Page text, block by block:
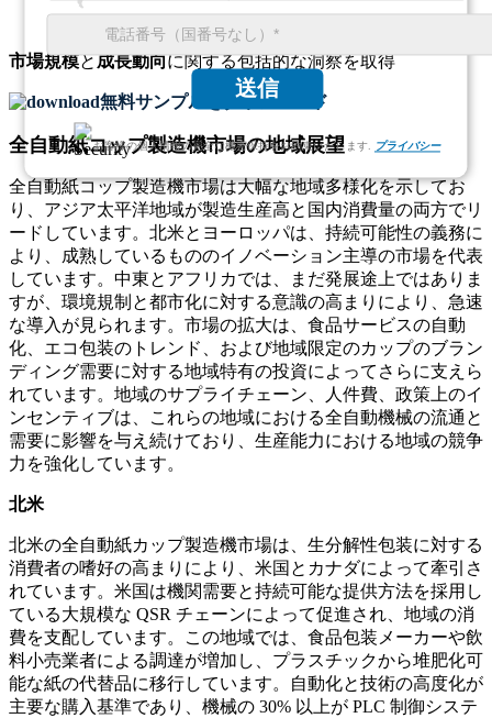
送信
お客様の個人情報の完全な機密保持をお約束いたします. プライバシー
市場規模と成長動向に関する包括的な洞察を取得
無料サンプルをダウンロード
全自動紙コップ製造機市場の地域展望
全自動紙コップ製造機市場は大幅な地域多様化を示してお
り、アジア太平洋地域が製造生産高と国内消費量の両方でリ
ードしています。北米とヨーロッパは、持続可能性の義務に
より、成熟しているもののイノベーション主導の市場を代表
しています。中東とアフリカでは、まだ発展途上ではありま
すが、環境規制と都市化に対する意識の高まりにより、急速
な導入が見られます。市場の拡大は、食品サービスの自動
化、エコ包装のトレンド、および地域限定のカップのブラン
ディング需要に対する地域特有の投資によってさらに支えら
れています。地域のサプライチェーン、人件費、政策上のイ
ンセンティブは、これらの地域における全自動機械の流通と
需要に影響を与え続けており、生産能力における地域の競争
力を強化しています。
北米
北米の全自動紙カップ製造機市場は、生分解性包装に対する
消費者の嗜好の高まりにより、米国とカナダによって牽引さ
れています。米国は機関需要と持続可能な提供方法を​​採用し
ている大規模な QSR チェーンによって促進され、地域の消
費を支配しています。この地域では、食品包装メーカーや飲
料小売業者による調達が増加し、プラスチックから堆肥化可
能な紙の代替品に移行しています。自動化と技術の高度化が
主要な購入基準であり、機械の 30% 以上が PLC 制御システ